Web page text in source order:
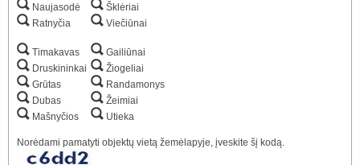
Naujasodė
Ratnyčia
Timakavas
Druskininkai
Grūtas
Dubas
Mašnyčios
Šklėriai
Viečiūnai
Gailiūnai
Žiogeliai
Randamonys
Žeimiai
Utieka
Norėdami pamatyti objektų vietą žemėlapyje, įveskite šį kodą.